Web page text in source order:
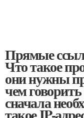
Прямые
Что такое
они нужны
чем
сначала